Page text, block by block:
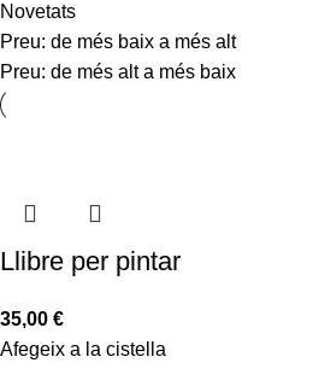
Novetats
Preu: de més baix a més alt
Preu: de més alt a més baix
Llibre per pintar
35,00 €
Afegeix a la cistella